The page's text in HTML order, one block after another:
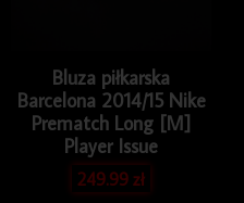
Bluza piłkarska
Barcelona 2014/15 Nike
Prematch Long [M]
Player Issue
249.99zł